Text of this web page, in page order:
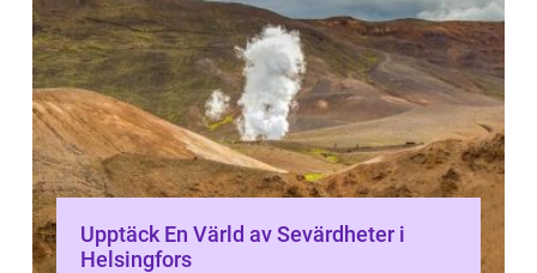
Upptäck En Värld av Sevärdheter i
Helsingfors